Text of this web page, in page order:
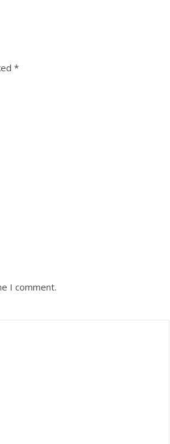
*
I comment.